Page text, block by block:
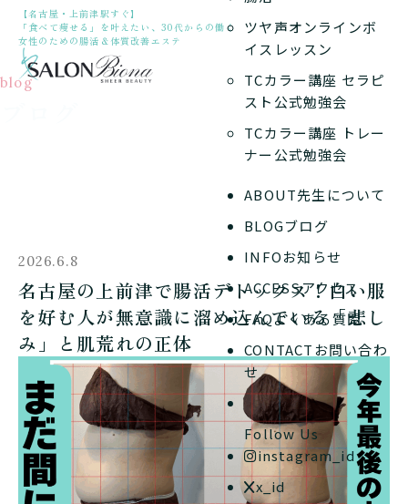
【名古屋・上前津駅すぐ】
「食べて痩せる」を叶えたい、30代からの働く
女性のための腸活＆体質改善エステ
ツヤ声オンラインボ
イスレッスン
TCカラー講座 セラピ
スト公式勉強会
TCカラー講座 トレー
ナー公式勉強会
ABOUT先生について
BLOGブログ
INFOお知らせ
ACCESSアクセス
FAQよくある質問
CONTACT お問い合わ
せ
Follow Us
instagram_id
x_id
blog
2026.6.8
名古屋の上前津で腸活デトックス！白い服
を好む人が無意識に溜め込んでいる「悲し
み」と肌荒れの正体